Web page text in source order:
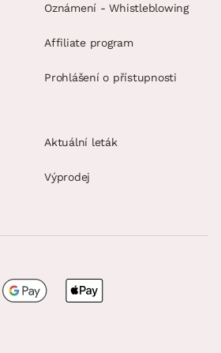
Oznámení - Whistleblowing
Affiliate program
Prohlášení o přístupnosti
Aktuální leták
Výprodej